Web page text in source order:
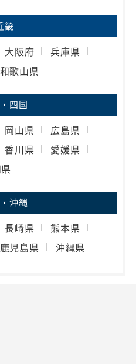
畿
大阪府
兵庫県
和歌山県
四国
岡山県
広島県
香川県
愛媛県
沖縄
長崎県
熊本県
鹿児島県 沖縄県